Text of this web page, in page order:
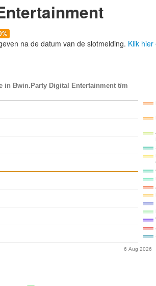
na de datum van de slotmelding. Klik
in Bwin.Party Digital Entertainment t/m
6 Aug 2026